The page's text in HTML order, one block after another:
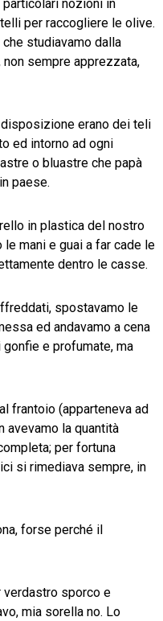
particolari nozioni in
per raccogliere le olive.
studiavamo dalla
non sempre apprezzata,
erano dei teli
ed intorno ad ogni
o bluastre che papà
paese.
in plastica del nostro
mani e guai a far cade le
dentro le casse.
spostavamo le
ed andavamo a cena
e profumate, ma
frantoio (apparteneva ad
avevamo la quantità
per fortuna
si rimediava sempre, in
forse perché il
verdastro sporco e
mia sorella no. Lo